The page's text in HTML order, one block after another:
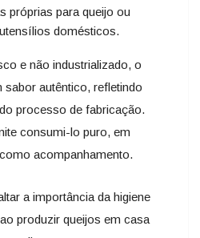
próprias para queijo ou
domésticos.
e não industrializado, o
sabor autêntico, refletindo
processo de fabricação.
consumi-lo puro, em
acompanhamento.
a importância da higiene
produzir queijos em casa